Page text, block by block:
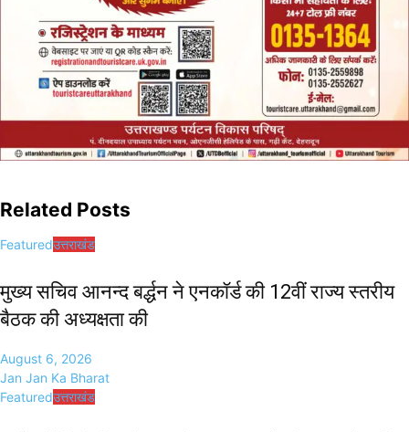
Related Posts
Featuredउत्तराखंड
मुख्य सचिव आनन्द बर्द्धन ने एनकॉर्ड की 12वीं राज्य स्तरीय
बैठक की अध्यक्षता की
August 6, 2026
Jan Jan Ka Bharat
Featuredउत्तराखंड